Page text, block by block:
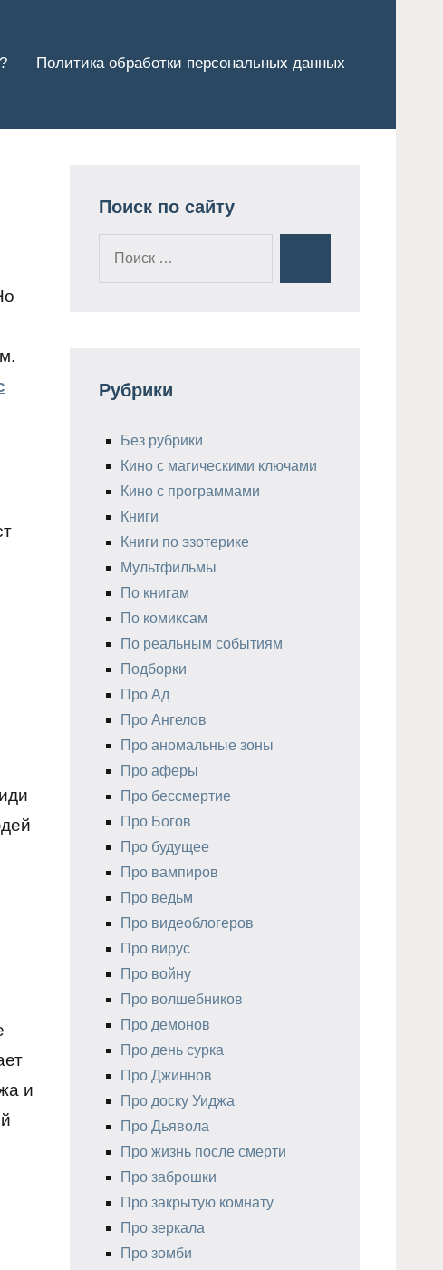
Политика обработки персональных данных
и
Поиск по сайту
Рубрики
Без рубрики
Кино с магическими ключами
Кино с программами
Книги
Книги по эзотерике
Мультфильмы
По книгам
По комиксам
По реальным событиям
Подборки
Про Ад
Про Ангелов
Про аномальные зоны
Про аферы
Про бессмертие
Про Богов
Про будущее
Про вампиров
Про ведьм
Про видеоблогеров
Про вирус
Про войну
Про волшебников
Про демонов
Про день сурка
Про Джиннов
Про доску Уиджа
Про Дьявола
Про жизнь после смерти
Про заброшки
Про закрытую комнату
Про зеркала
Про зомби